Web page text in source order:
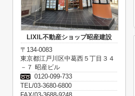
LIXIL不動産ショップ昭産建設
〒134-0083
東京都江戸川区中葛西５丁目３４
－７ 昭産ビル
0120-099-733
TEL/03-3680-6800